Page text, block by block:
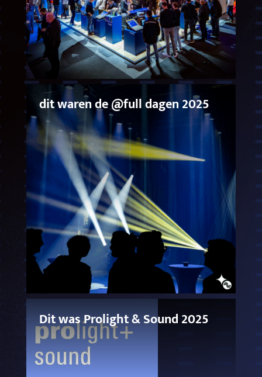
dit waren de @full dagen 2025
Dit was Prolight & Sound 2025